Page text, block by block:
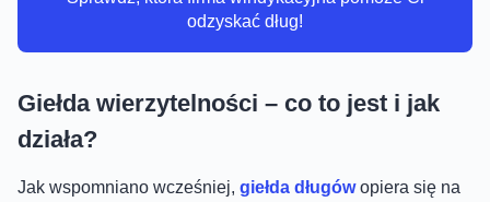
odzyskać dług!
Giełda wierzytelności – co to jest i jak
działa?
Jak wspomniano wcześniej, giełda długówopiera się na